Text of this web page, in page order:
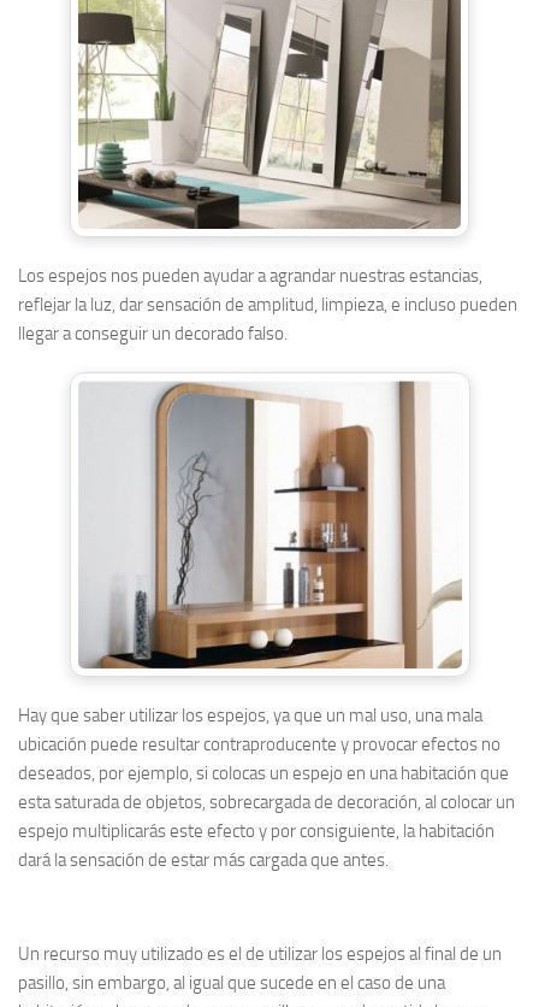
Los espejos nos pueden ayudar a agrandar nuestras estancias,
reflejar la luz, dar sensación de amplitud, limpieza, e incluso pueden
llegar a conseguir un decorado falso.
Hay que saber utilizar los espejos, ya que un mal uso, una mala
ubicación puede resultar contraproducente y provocar efectos no
deseados, por ejemplo, si colocas un espejo en una habitación que
esta saturada de objetos, sobrecargada de decoración, al colocar un
espejo multiplicarás este efecto y por consiguiente, la habitación
dará la sensación de estar más cargada que antes.
Un recurso muy utilizado es el de utilizar los espejos al final de un
pasillo, sin embargo, al igual que sucede en el caso de una